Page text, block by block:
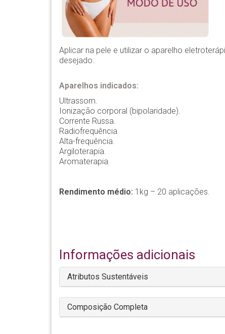
Aplicar na pele e utilizar o aparelho
desejado.
Aparelhos indicados:
Ultrassom.
Ionização corporal (bipolaridade).
Corrente Russa.
Radiofrequência
Alta-frequência.
Argiloterapia.
Aromaterapia.
Rendimento médio: 1kg – 20 aplicações.
Informações adicionais
Atributos Sustentáveis
Composição Completa